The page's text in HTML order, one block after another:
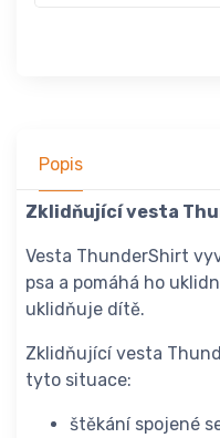
Popis
Zklidňující vesta
Vesta ThunderShirt
psa a pomáhá ho
uklidňuje dítě.
Zklidňující vesta
tyto situace:
štěkání spojené